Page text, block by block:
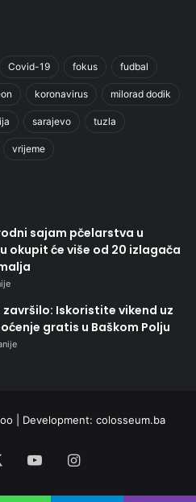
Covid-19 fokus fudbal
koronavirus milorad dodik
sarajevo tuzla
vrijeme
sajam pčelarstva u
okupit će više od 20 izlagača
završilo: Iskoristite vikend uz
gratis u Baškom Polju
| Development: colosseum.ba
YouTubeInstagram